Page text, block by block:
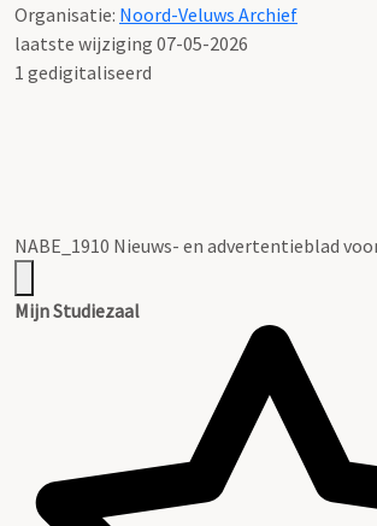
Organisatie: Noord-Veluws Archief
laatste wijziging 07-05-2026
1 gedigitaliseerd
NABE_1910 Nieuws- en advertentieblad
Mijn Studiezaal